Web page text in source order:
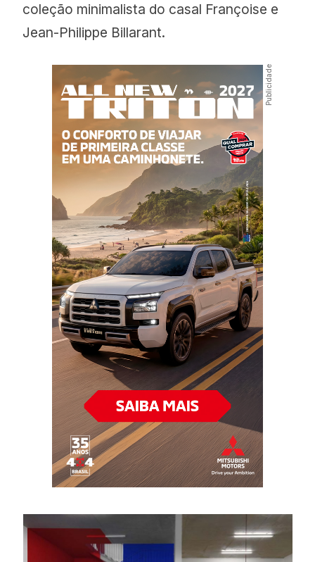
coleção minimalista do casal Françoise e
Jean-Philippe Billarant.